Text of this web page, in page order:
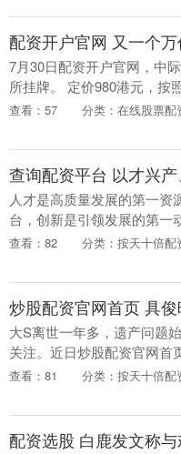
夺冠后的首....
7月30日配资开户官网，中
所挂牌。 定价980港元，按
数计算，募资约534亿港元。
球....
查看：57 分类：在线股票配
人才是高质量发展的第一资
台，创新是引领发展的第一
来，廊坊开发区牢牢把握高
能的发展思路，持续....
查看：82 分类：按天十倍配
大S离世一年多，遗产问题
关注。近日炒股配资官网首
称，具俊晔并未放弃继承大S
表律师召开调解庭。....
查看：81 分类：按天十倍配